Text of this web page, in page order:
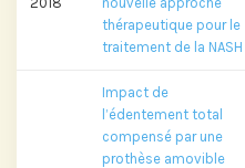
thérapeutique pour le
traitement de la NASH
Impact de
l’édentement total
compensé par une
prothèse amovible